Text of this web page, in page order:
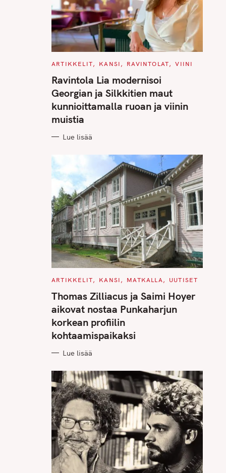
C
T
E
G
O
R
I
S
ARTIKKELIT KANSI RAVINTOLAT VIINI
Ravintola Lia modernisoi
Georgian ja Silkkitien maut
kunnioittamalla ruoan ja viinin
muistia
Lue lisää
C
T
E
O
R
I
E
S
ARTIKKELIT KANSI MATKALLA UUTISET
Thomas Zilliacus ja Saimi Hoyer
aikovat nostaa Punkaharjun
korkean profiilin
kohtaamispaikaksi
Lue lisää